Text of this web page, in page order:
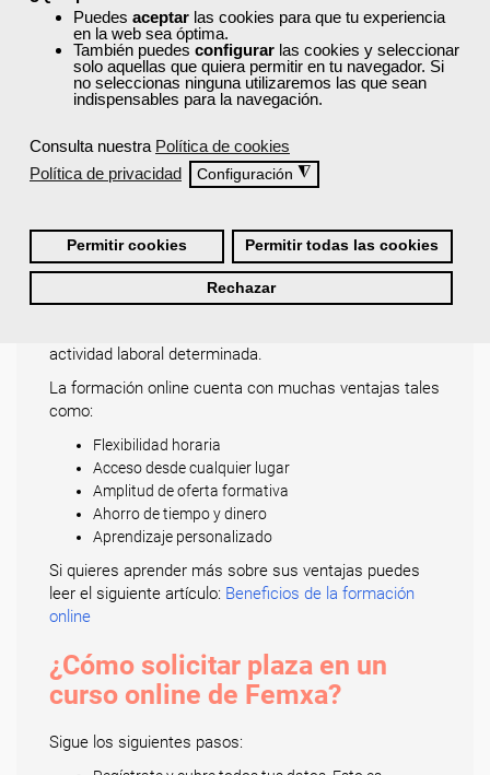
Puedes aceptar las cookies para que tu experiencia
en la web sea óptima.
También puedes configurar las cookies y seleccionar
solo aquellas que quiera permitir en tu navegador. Si
no seleccionas ninguna utilizaremos las que sean
indispensables para la navegación.
Consulta nuestra Política de cookies
Política de privacidad
Configuración ◮
Permitir cookies Permitir todas las cookies
Rechazar
Son cursos dirigidos a trabajadores, autónomos y
desempleados. Son 100% gratuitos porque están
subvencionados por el SEPE o el Ministerio de
Educación y Formación Profesional. En algunos casos
de las diferentes comunidades autónomas.
Al terminar un curso online recibirás un
se tratara de una formación profesional de grado B o
Estas titulaciones oficiales están reconocidas en todo
el ámbito nacional y certifican que la persona posee
actividad laboral determinada.
La formación online cuenta con muchas ventajas tales
como:
Flexibilidad horaria
Acceso desde cualquier lugar
Amplitud de oferta formativa
Ahorro de tiempo y dinero
Aprendizaje personalizado
Si quieres aprender más sobre sus ventajas puedes
leer el siguiente artículo: Beneficios de la formación
online
¿Cómo solicitar plaza en un
curso online de Femxa?
Sigue los siguientes pasos: